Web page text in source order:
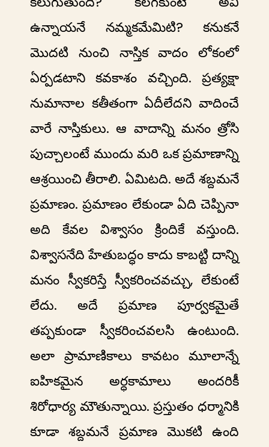
ఉన్నాయనే నమ్మకమేమిటి? కనుకనే
మొదటి నుంచి నాస్తిక వాదం లోకంలో
ఏర్పడటాని కవకాశం వచ్చింది. ప్రత్యక్షా
నుమానాల కతీతంగా ఏదీలేదని వాదించే
వారే నాస్తికులు. ఆ వాదాన్ని మనం త్రోసి
పుచ్చాలంటే ముందు మరి ఒక ప్రమాణాన్ని
ఆశ్రయించి తీరాలి. ఏమిటది. అదే శబ్దమనే
ప్రమాణం. ప్రమాణం లేకుండా ఏది చెప్పినా
అది కేవల విశ్వాసం క్రిందికే వస్తుంది.
విశ్వాసనేది హేతుబద్ధం కాదు కాబట్టి దాన్ని
మనం స్వీకరిస్తే స్వీకరించవచ్చు, లేకుంటే
లేదు. అదే ప్రమాణ పూర్వకమైతే
తప్పకుండా స్వీకరించవలసి ఉంటుంది.
అలా ప్రామాణికాలు కావటం మూలాన్నే
ఐహికమైన అర్ధకామాలు అందరికీ
శిరోధార్య మౌతున్నాయి. ప్రస్తుతం ధర్మానికి
కూడా శబ్దమనే ప్రమాణ మొకటి ఉంది